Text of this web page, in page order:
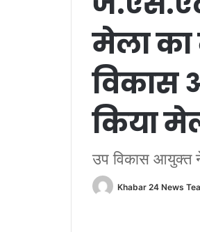
मेला
विकास
किया
उप विकास आयुक्त
Khabar 24 News